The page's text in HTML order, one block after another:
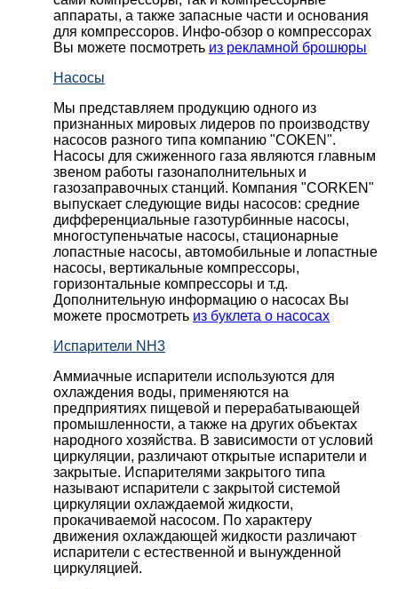
аппараты, а также запасные части и основания
для компрессоров. Инфо-обзор о компрессорах
Вы можете посмотреть из рекламной брошюры
Насосы
Мы представляем продукцию одного из
признанных мировых лидеров по производству
насосов разного типа компанию "COKEN".
Насосы для сжиженного газа являются главным
звеном работы газонаполнительных и
газозаправочных станций. Компания "CORKEN"
выпускает следующие виды насосов: cредние
дифференциальные газотурбинные насосы,
многоступеньчатые насосы, стационарные
лопастные насосы, автомобильные и лопaстные
насосы, вертикальные компрессоры,
горизонтальные компрессоры и т.д.
Дополнительную информацию о насосах Вы
можете просмотреть из буклета о насосах
Испарители NH3
Аммиачные испарители используются для
охлаждения воды, применяются на
предприятиях пищевой и перерабатывающей
промышленности, а также на других объектах
народного хозяйства. В зависимости от условий
циркуляции, различают открытые испарители и
закрытые. Испарителями закрытого типа
называют испарители с закрытой системой
циркуляции охлаждаемой жидкости,
прокачиваемой насосом. По характеру
движения охлаждающей жидкости различают
испарители с естественной и вынужденной
циркуляцией.